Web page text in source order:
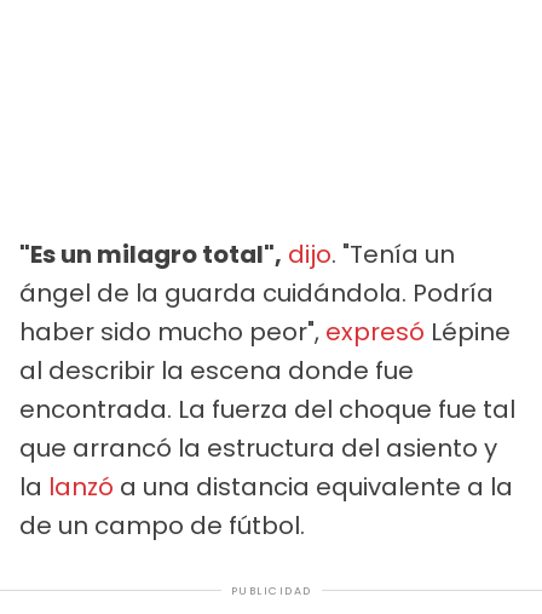
"Es un milagro total", dijo. "Tenía un
ángel de la guarda cuidándola. Podría
haber sido mucho peor", expresó Lépine
al describir la escena donde fue
encontrada. La fuerza del choque fue tal
que arrancó la estructura del asiento y
la lanzó a una distancia equivalente a la
de un campo de fútbol.
PUBLICIDAD